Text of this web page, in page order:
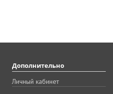
Дополнительно
Личный кабинет